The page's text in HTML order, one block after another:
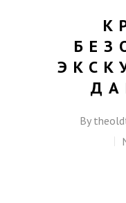
By